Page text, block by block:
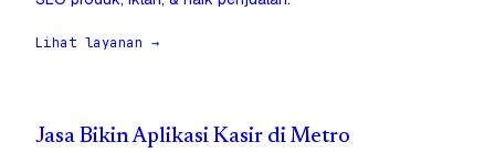
Lihat layanan →
Jasa Bikin Aplikasi Kasir di Metro